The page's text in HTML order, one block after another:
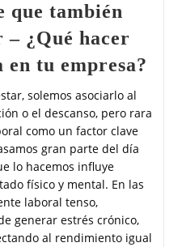
que también
– ¿Qué hacer
tu empresa?
solemos asociarlo al
o el descanso, pero rara
como un factor clave
gran parte del día
lo hacemos influye
físico y mental. En las
laboral tenso,
generar estrés crónico,
al rendimiento igual